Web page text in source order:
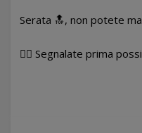
Serata 🔝, non potete
👉🏻 Segnalate prima